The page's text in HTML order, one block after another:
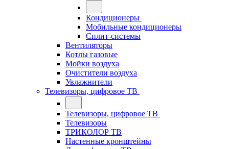
Кондиционеры
Мобильные кондиционеры
Сплит-системы
Вентиляторы
Котлы газовые
Мойки воздуха
Очистители воздуха
Увлажнители
Телевизоры, цифровое ТВ
Телевизоры, цифровое ТВ
Телевизоры
ТРИКОЛОР ТВ
Настенные кронштейны